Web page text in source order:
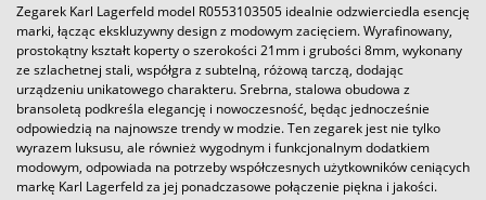
Zegarek Karl Lagerfeld model R0553103505 idealnie odzwierciedla esencję
marki, łącząc ekskluzywny design z modowym zacięciem. Wyrafinowany,
prostokątny kształt koperty o szerokości 21mm i grubości 8mm, wykonany
ze szlachetnej stali, współgra z subtelną, różową tarczą, dodając
urządzeniu unikatowego charakteru. Srebrna, stalowa obudowa z
bransoletą podkreśla elegancję i nowoczesność, będąc jednocześnie
odpowiedzią na najnowsze trendy w modzie. Ten zegarek jest nie tylko
wyrazem luksusu, ale również wygodnym i funkcjonalnym dodatkiem
modowym, odpowiada na potrzeby współczesnych użytkowników ceniących
markę Karl Lagerfeld za jej ponadczasowe połączenie piękna i jakości.